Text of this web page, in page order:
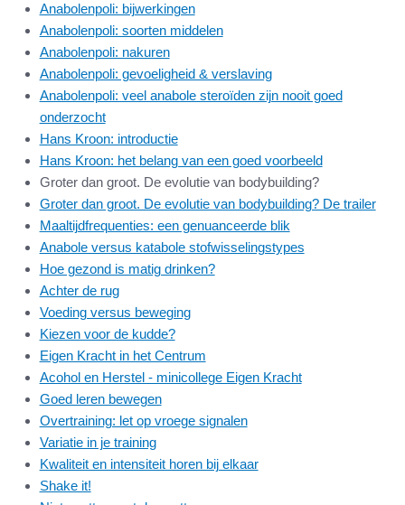
Anabolenpoli: bijwerkingen
Anabolenpoli: soorten middelen
Anabolenpoli: nakuren
Anabolenpoli: gevoeligheid & verslaving
Anabolenpoli: veel anabole steroïden zijn nooit goed
onderzocht
Hans Kroon: introductie
Hans Kroon: het belang van een goed voorbeeld
Groter dan groot. De evolutie van bodybuilding?
Groter dan groot. De evolutie van bodybuilding? De trailer
Maaltijdfrequenties: een genuanceerde blik
Anabole versus katabole stofwisselingstypes
Hoe gezond is matig drinken?
Achter de rug
Voeding versus beweging
Kiezen voor de kudde?
Eigen Kracht in het Centrum
Acohol en Herstel - minicollege Eigen Kracht
Goed leren bewegen
Overtraining: let op vroege signalen
Variatie in je training
Kwaliteit en intensiteit horen bij elkaar
Shake it!